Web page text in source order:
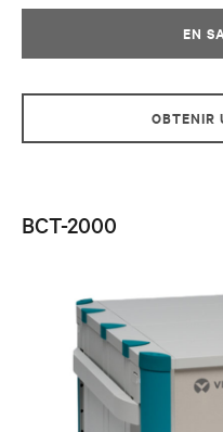
EN
OBTENIR
BCT-2000